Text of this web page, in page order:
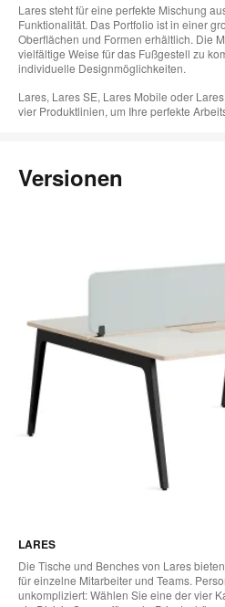
Lares steht für eine perfekte Mischung
Funktionalität. Das Portfolio ist in einer
Oberflächen und Formen erhältlich. Die
vielfältige Weise für das Fußgestell zu
individuelle Designmöglichkeiten.
Lares, Lares SE, Lares Mobile oder
vier Produktlinien, um Ihre perfekte
Versionen
LARES
Die Tische und Benches von Lares
für einzelne Mitarbeiter und Teams.
unkompliziert: Wählen Sie eine der vier